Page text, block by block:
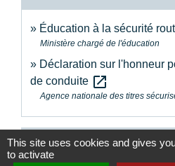
Éducation à la sécurité
Ministère chargé de l'éducation
Déclaration sur l'honneur
de conduite open_in_new
Agence nationale des titres
Comment faire si...
This site uses cookies and gives
to activate